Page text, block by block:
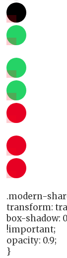
.modern-
transform:
box-shadow:
!important;
opacity: 0.9;
}